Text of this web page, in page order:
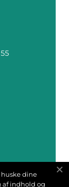
huske dine
af indhold og